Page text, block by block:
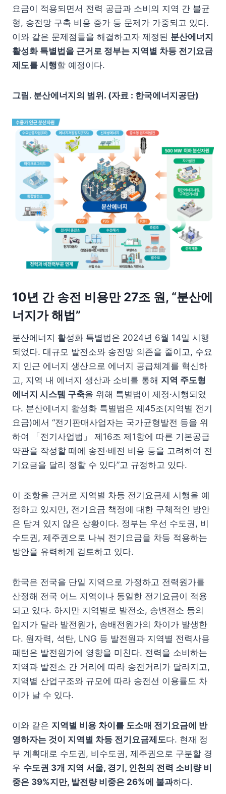
요금이 적용되면서 전력 공급과 소비의 지역 간 불균
형, 송전망 구축 비용 증가 등 문제가 가중되고 있다.
이와 같은 문제점들을 해결하고자 제정된 분산에너지
활성화 특별법을 근거로 정부는 지역별 차등 전기요금
제도를 시행할 예정이다.
그림. 분산에너지의 범위. (자료 : 한국에너지공단)
10년 간 송전 비용만 27조 원, “분산에
너지가 해법”
분산에너지 활성화 특별법은 2024년 6월 14일 시행
되었다. 대규모 발전소와 송전망 의존을 줄이고, 수요
지 인근 에너지 생산으로 에너지 공급체계를 혁신하
고, 지역 내 에너지 생산과 소비를 통해 지역 주도형
에너지 시스템 구축을 위해 특별법이 제정·시행되었
다. 분산에너지 활성화 특별법은 제45조(지역별 전기
요금)에서 “전기판매사업자는 국가균형발전 등을 위
하여 「전기사업법」 제16조 제1항에 따른 기본공급
약관을 작성할 때에 송전·배전 비용 등을 고려하여 전
기요금을 달리 정할 수 있다”고 규정하고 있다.
이 조항을 근거로 지역별 차등 전기요금제 시행을 예
정하고 있지만, 전기요금 책정에 대한 구체적인 방안
은 담겨 있지 않은 상황이다. 정부는 우선 수도권, 비
수도권, 제주권으로 나눠 전기요금을 차등 적용하는
방안을 유력하게 검토하고 있다.
한국은 전국을 단일 지역으로 가정하고 전력원가를
산정해 전국 어느 지역이나 동일한 전기요금이 적용
되고 있다. 하지만 지역별로 발전소, 송변전소 등의
입지가 달라 발전원가, 송배전원가의 차이가 발생한
다. 원자력, 석탄, LNG 등 발전원과 지역별 전력사용
패턴은 발전원가에 영향을 미친다. 전력을 소비하는
지역과 발전소 간 거리에 따라 송전거리가 달라지고,
지역별 산업구조와 규모에 따라 송전선 이용률도 차
이가 날 수 있다.
이와 같은 지역별 비용 차이를 도소매 전기요금에 반
영하자는 것이 지역별 차등 전기요금제도다. 현재 정
부 계획대로 수도권, 비수도권, 제주권으로 구분할 경
우 수도권 3개 지역 서울, 경기 , 인천의 전력 소비량 비
중은 39%지만, 발전량 비중은 26%에 불과하다.